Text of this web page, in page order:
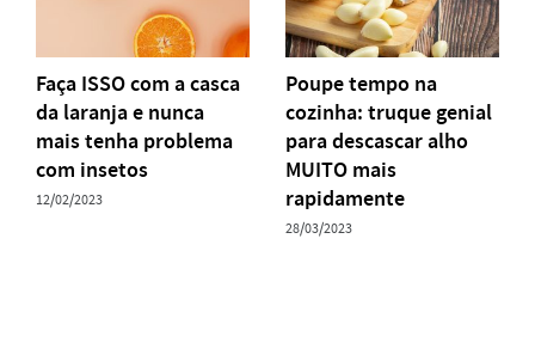
Faça ISSO com a casca
da laranja e nunca
mais tenha problema
com insetos
12/02/2023
Poupe tempo na
cozinha: truque genial
para descascar alho
MUITO mais
rapidamente
28/03/2023